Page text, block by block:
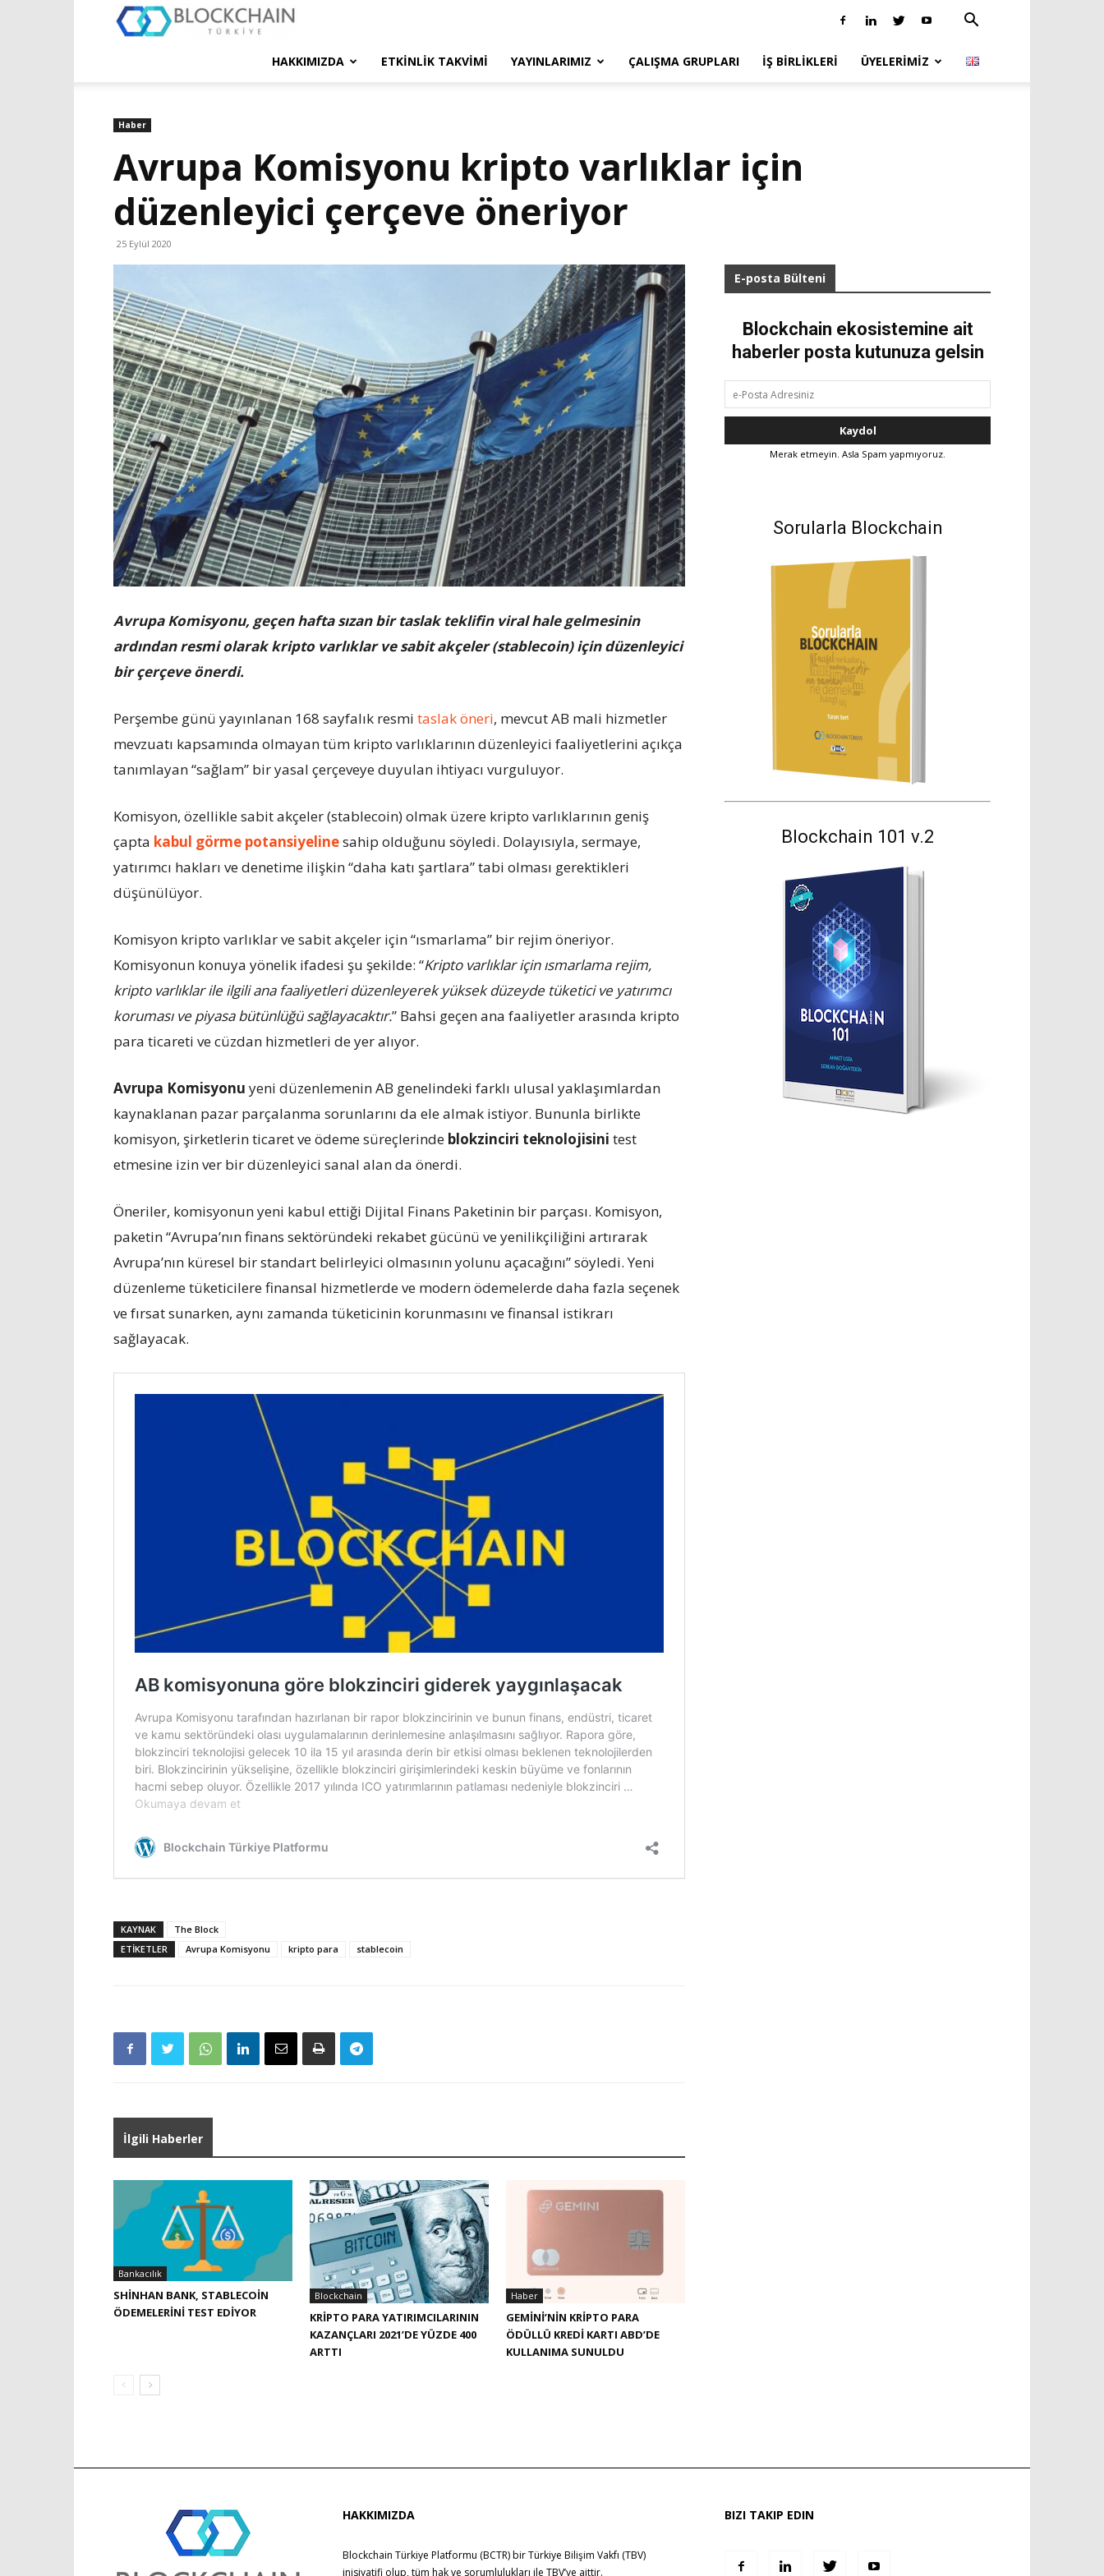
Türkiye
HAKKIMIZDA ETKINLIK TAKVIMI YAYINLARIMIZ ÇALIŞMA GRUPLARI İŞ BIRLIKLERI ÜYELERIMIZ
Haber
Avrupa Komisyonu kripto varlıklar için
düzenleyici çerçeve öneriyor
25 Eylül 2020
Avrupa Komisyonu, geçen hafta sızan bir taslak teklifin viral hale gelmesinin
ardından resmi olarak kripto varlıklar ve sabit akçeler (stablecoin) için düzenleyici
bir çerçeve önerdi.
Perşembe günü yayınlanan 168 sayfalık resmi taslak öneri, mevcut AB mali hizmetler
mevzuatı kapsamında olmayan tüm kripto varlıklarının düzenleyici faaliyetlerini açıkça
tanımlayan “sağlam” bir yasal çerçeveye duyulan ihtiyacı vurguluyor.
Komisyon, özellikle sabit akçeler (stablecoin) olmak üzere kripto varlıklarının geniş
çapta kabul görme potansiyelinesahip olduğunu söyledi. Dolayısıyla, sermaye,
yatırımcı hakları ve denetime ilişkin “daha katı şartlara” tabi olması gerektikleri
düşünülüyor.
Komisyon kripto varlıklar ve sabit akçeler için “ısmarlama” bir rejim öneriyor.
Komisyonun konuya yönelik ifadesi şu şekilde: “Kripto varlıklar için ısmarlama rejim,
kripto varlıklar ile ilgili ana faaliyetleri düzenleyerek yüksek düzeyde tüketici ve yatırımcı
koruması ve piyasa bütünlüğü sağlayacaktır.” Bahsi geçen ana faaliyetler arasında kripto
para ticareti ve cüzdan hizmetleri de yer alıyor.
Avrupa Komisyonu yeni düzenlemenin AB genelindeki farklı ulusal yaklaşımlardan
kaynaklanan pazar parçalanma sorunlarını da ele almak istiyor. Bununla birlikte
komisyon, şirketlerin ticaret ve ödeme süreçlerinde blokzinciri teknolojisini test
etmesine izin ver bir düzenleyici sanal alan da önerdi.
Öneriler, komisyonun yeni kabul ettiği Dijital Finans Paketinin bir parçası. Komisyon,
paketin “Avrupa’nın finans sektöründeki rekabet gücünü ve yenilikçiliğini artırarak
Avrupa’nın küresel bir standart belirleyici olmasının yolunu açacağını” söyledi. Yeni
düzenleme tüketicilere finansal hizmetlerde ve modern ödemelerde daha fazla seçenek
ve fırsat sunarken, aynı zamanda tüketicinin korunmasını ve finansal istikrarı
sağlayacak.
KAYNAK
The Block
ETIKETLER
Avrupa Komisyonu kripto para stablecoin
İlgili Haberler
Bankacılık
SHINHAN BANK, STABLECOIN
ÖDEMELERINI TEST EDIYOR
Blockchain
KRIPTO PARA YATIRIMCILARININ
KAZANÇLARI 2021’DE YÜZDE 400
ARTTI
Haber
GEMINI’NIN KRIPTO PARA
ÖDÜLLÜ KREDI KARTI ABD’DE
KULLANIMA SUNULDU
E-posta Bülteni
Blockchain ekosistemine ait
haberler posta kutunuza gelsin
Merak etmeyin. Asla Spam yapmıyoruz.
Sorularla Blockchain
Blockchain 101 v.2
HAKKIMIZDA
Blockchain Türkiye Platformu (BCTR) birTürkiye Bilişim Vakfı (TBV)
inisiyatifi olup, tüm hak ve sorumlulukları ile TBV’ye aittir.
BIZI TAKIP EDIN